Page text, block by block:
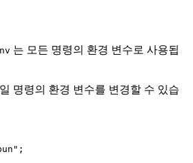
는 모든 명령의 환경 변수로 사용됩
명령의 환경 변수를 변경할 수 있습
;